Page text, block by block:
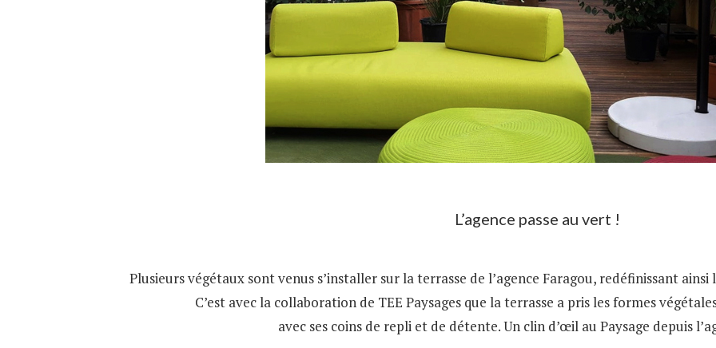
L’agence passe au vert !
Plusieurs végétaux sont venus s’installer sur la terrasse de l’agence Faragou, redéfinissant
C’est avec la collaboration de TEE Paysages que la terrasse a pris les formes
avec ses coins de repli et de détente. Un clin d’œil au Paysage depuis